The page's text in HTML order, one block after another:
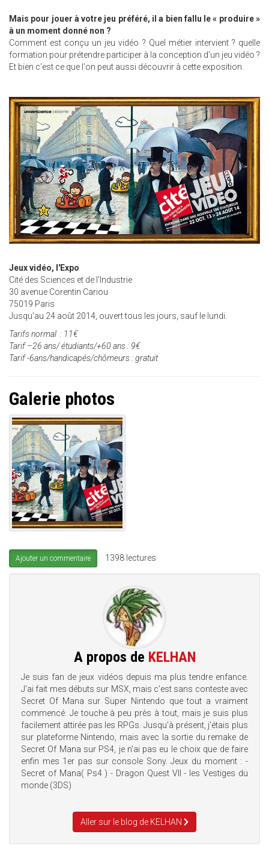
Mais pour jouer à votre jeu préféré, il a bien fallu le « produire »
à un moment donné non ?
Comment est conçu un jeu vidéo ? Quel métier intervient ? quelle
formation pour prétendre participer à la conception d'un jeu vidéo ?
Et bien c'est ce que l'on peut aussi découvrir à cette exposition.
Jeux vidéo, l'Expo
Cité des Sciences et de l'Industrie
30 avenue Corentin Cariou
75019 Paris
Jusqu'au 24 août 2014, ouvert tous les jours, sauf le lundi.
Tarifs normal : 11€
Tarif –26 ans/ étudiants/+60 ans : 9€
Tarif -6ans/handicapés/chômeurs : gratuit
Galerie photos
Ajouter un commentaire 1398 lectures
A propos de KELHAN
Je suis fan de jeux vidéos depuis ma plus tendre enfance.
J'ai fait mes débuts sur MSX, mais c'est sans conteste avec
Secret Of Mana sur Super Nintendo que tout a vraiment
commencé. Je touche à peu près à tout, mais je suis plus
facilement attirée pas les RPGs. Jusqu'à présent, j'étais plus
sur plateforme Nintendo, mais avec la sortie du remake de
Secret Of Mana sur PS4, je n'ai pas eu le choix que de faire
enfin mes 1er pas sur console Sony. Jeux du moment : -
Secret of Mana( Ps4 ) - Dragon Quest VII - les Vestiges du
monde (3DS)
Aller sur le blog de KELHAN